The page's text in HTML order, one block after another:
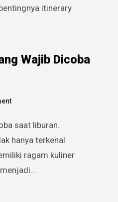
itinerary
Wajib Dicoba
hanya terkenal
ragam kuliner